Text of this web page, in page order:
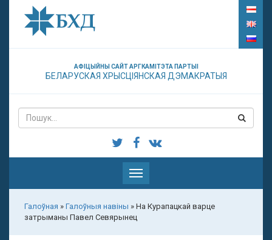
АФІЦЫЙНЫ САЙТ АРГКАМІТЭТА ПАРТЫІ
БЕЛАРУСКАЯ ХРЫСЦІЯНСКАЯ ДЭМАКРАТЫЯ
Паказаць
меню
Галоўная » Галоўныя навіны » На Курапацкай варце
затрыманы Павел Севярынец